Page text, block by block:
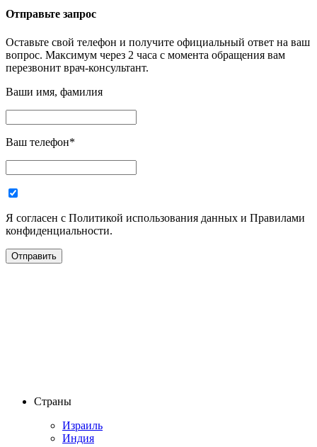
Отправьте запрос
Оставьте свой телефон и получите официальный ответ на ваш
вопрос. Максимум через 2 часа с момента обращения вам
перезвонит врач-консультант.
Ваши имя, фамилия
Ваш телефон*
Я согласен с Политикой использования данных и Правилами
конфиденциальности.
Страны
Израиль
Индия